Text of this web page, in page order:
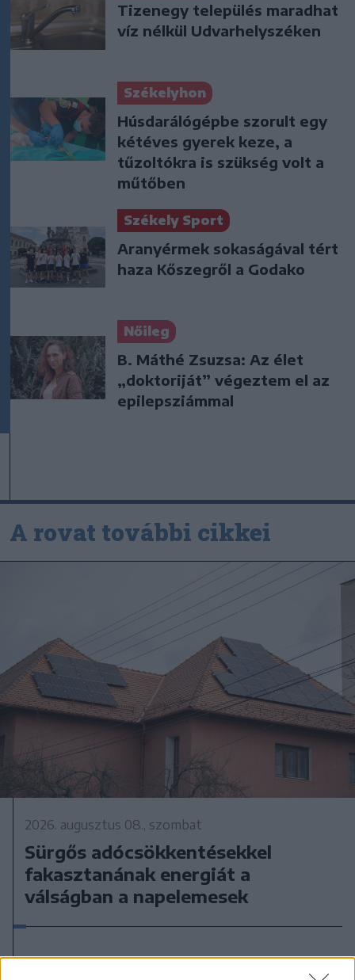
Tizenegy település maradhat
víz nélkül Udvarhelyszéken
Székelyhon
Húsdarálógépbe szorult egy
kétéves gyerek keze, a
tűzoltókra is szükség volt a
műtőben
Székely Sport
Aranyérmek sokaságával tért
haza Kőszegről a Godako
Nőileg
B. Máthé Zsuzsa: Az élet
„doktoriját” végeztem el az
epilepsziámmal
A rovat további cikkei
2026. augusztus 08., szombat
Sürgős adócsökkentésekkel
fakasztanának energiát a
válságban a napelemesek